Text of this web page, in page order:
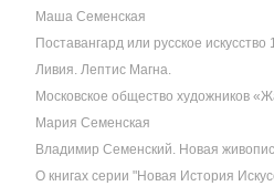
Маша Семенская
Поставангард или русское искусство
Ливия. Лептис Магна.
Московское общество художников
Мария Семенская
Владимир Семенский. Новая
О книгах серии "Новая История